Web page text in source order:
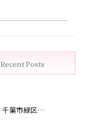
Recent Posts
千葉市緑区おゆみ野南Ｅ様邸屋根・外壁塗装工事完工しました！